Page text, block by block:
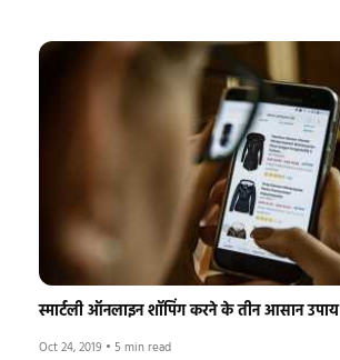
स्मार्टली ऑनलाइन शॉपिंग करने के तीन आसान उपाय
Oct 24, 2019 • 5 min read